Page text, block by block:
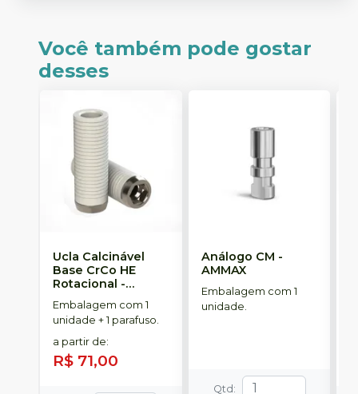
Você também pode gostar
desses
Ucla Calcinável
Base CrCo HE
Rotacional -
SINGULAR
Embalagem com 1
unidade + 1 parafuso.
a partir de:
R$ 71,00
Análogo CM -
AMMAX
Embalagem com 1
unidade.
Qtd :